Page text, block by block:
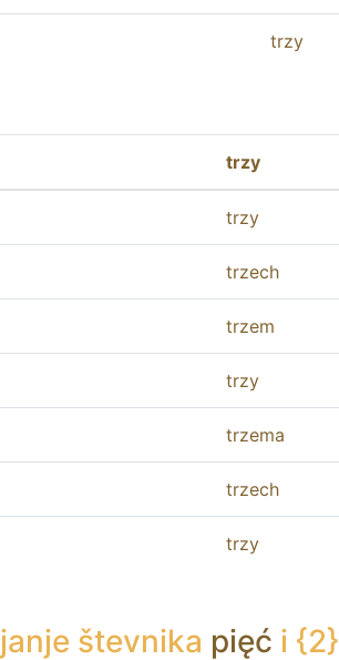
trzy
trzy
trzy
trzech
trzem
trzy
trzema
trzech
trzy
števnika pięć i {2}